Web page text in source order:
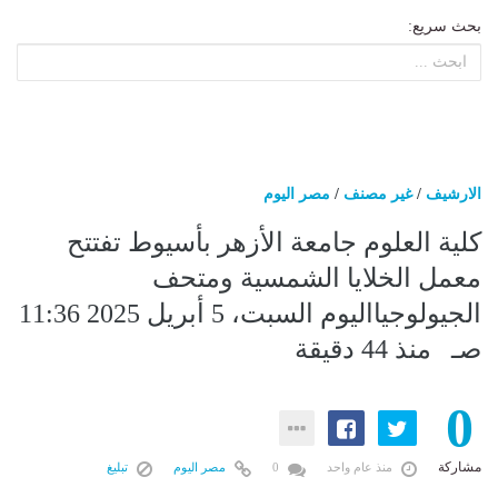
بحث سريع:
الارشيف /غير مصنف / مصر اليوم
كلية العلوم جامعة الأزهر بأسيوط تفتتح
معمل الخلايا الشمسية ومتحف
الجيولوجيااليوم السبت، 5 أبريل 2025 11:36
صـ منذ 44 دقيقة
0
مشاركة منذ عام واحد مصر اليوم تبليغ